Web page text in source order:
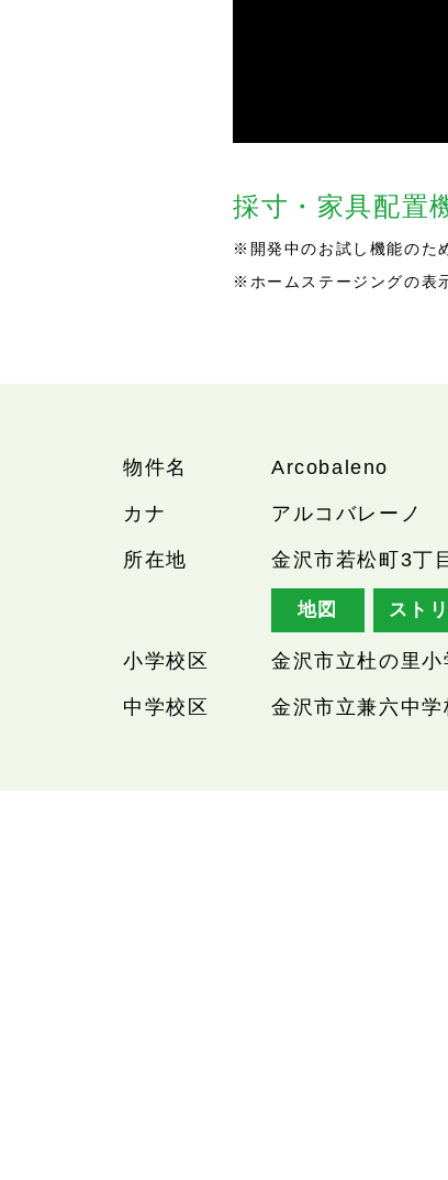
採寸・家具配置
※開発中のお試し機能のた
※ホームステージングの表
物件名 Arcobaleno
カナ アルコバレーノ
所在地 金沢市若松町3丁
地図 スト
小学校区 金沢市立杜の里小
中学校区 金沢市立兼六中学